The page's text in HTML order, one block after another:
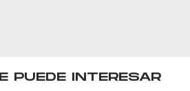
PUEDE INTERESAR